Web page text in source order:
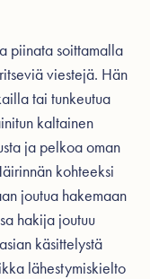
piinata soittamalla
viestejä. Hän
tai tunkeutua
kaltainen
ja pelkoa oman
kohteeksi
joutua hakemaan
hakija joutuu
käsittelystä
lähestymiskielto